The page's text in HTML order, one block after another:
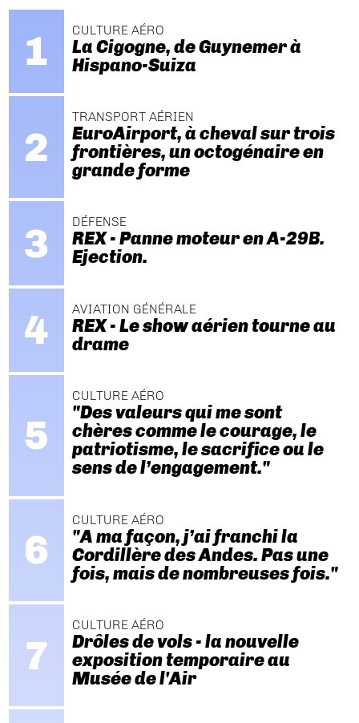
CULTURE AÉRO
La Cigogne, de Guynemer à
Hispano-Suiza
TRANSPORT AÉRIEN
EuroAirport, à cheval sur trois
frontières, un octogénaire en
grande forme
DÉFENSE
REX - Panne moteur en A-29B.
Ejection.
AVIATION GÉNÉRALE
REX - Le show aérien tourne au
drame
CULTURE AÉRO
"Des valeurs qui me sont
chères comme le courage, le
patriotisme, le sacrifice ou le
sens de l’engagement."
CULTURE AÉRO
"A ma façon, j’ai franchi la
Cordillère des Andes. Pas une
fois, mais de nombreuses fois."
CULTURE AÉRO
Drôles de vols - la nouvelle
exposition temporaire au
Musée de l'Air